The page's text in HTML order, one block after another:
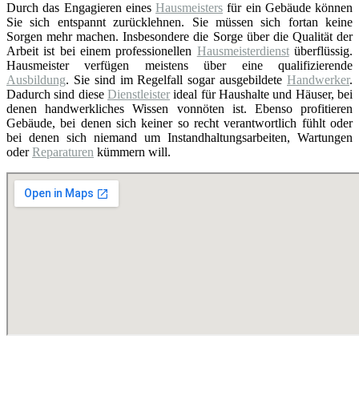
Durch das Engagieren eines Hausmeisters für ein Gebäude können
Sie sich entspannt zurücklehnen. Sie müssen sich fortan keine
Sorgen mehr machen. Insbesondere die Sorge über die Qualität der
Arbeit ist bei einem professionellen Hausmeisterdienstüberflüssig.
Hausmeister verfügen meistens über eine qualifizierende
Ausbildung. Sie sind im Regelfall sogar ausgebildete Handwerker.
Dadurch sind diese Dienstleister ideal für Haushalte und Häuser, bei
denen handwerkliches Wissen vonnöten ist. Ebenso profitieren
Gebäude, bei denen sich keiner so recht verantwortlich fühlt oder
bei denen sich niemand um Instandhaltungsarbeiten, Wartungen
oderReparaturen kümmern will.